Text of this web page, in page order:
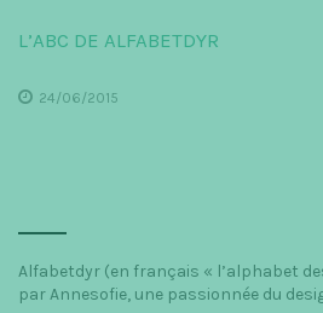
L’ABC DE ALFABETDYR
24/06/2015
Alfabetdyr (en français « l’alphabet
par Annesofie, une passionnée du